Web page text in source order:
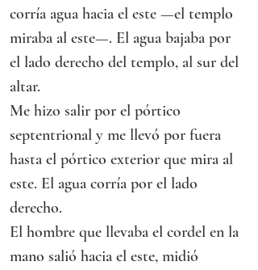
corría agua hacia el este —el templo
miraba al este—. El agua bajaba por
el lado derecho del templo, al sur del
altar.
Me hizo salir por el pórtico
septentrional y me llevó por fuera
hasta el pórtico exterior que mira al
este. El agua corría por el lado
derecho.
El hombre que llevaba el cordel en la
mano salió hacia el este, midió